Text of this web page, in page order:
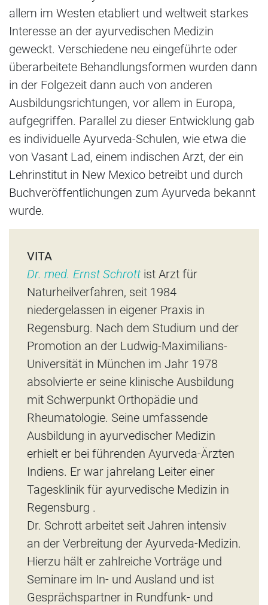
allem im Westen etabliert und weltweit starkes
Interesse an der ayurvedischen Medizin
geweckt. Verschiedene neu eingeführte oder
überarbeitete Behandlungsformen wurden dann
in der Folgezeit dann auch von anderen
Ausbildungsrichtungen, vor allem in Europa,
aufgegriffen. Parallel zu dieser Entwicklung gab
es individuelle Ayurveda-Schulen, wie etwa die
von Vasant Lad, einem indischen Arzt, der ein
Lehrinstitut in New Mexico betreibt und durch
Buchveröffentlichungen zum Ayurveda bekannt
wurde.
VITA
Dr. med. Ernst Schrott ist Arzt für
Naturheilverfahren, seit 1984
niedergelassen in eigener Praxis in
Regensburg. Nach dem Studium und der
Promotion an der Ludwig-Maximilians-
Universität in München im Jahr 1978
absolvierte er seine klinische Ausbildung
mit Schwerpunkt Orthopädie und
Rheumatologie. Seine umfassende
Ausbildung in ayurvedischer Medizin
erhielt er bei führenden Ayurveda-Ärzten
Indiens. Er war jahrelang Leiter einer
Tagesklinik für ayurvedische Medizin in
Regensburg .
Dr. Schrott arbeitet seit Jahren intensiv
an der Verbreitung der Ayurveda-Medizin.
Hierzu hält er zahlreiche Vorträge und
Seminare im In- und Ausland und ist
Gesprächspartner in Rundfunk- und